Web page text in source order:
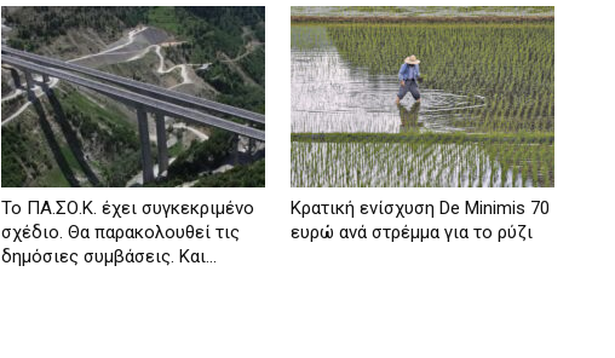
Το ΠΑ.ΣΟ.Κ. έχει συγκεκριμένο
σχέδιο. Θα παρακολουθεί τις
δημόσιες συμβάσεις. Και...
Κρατική ενίσχυση De Minimis 70
ευρώ ανά στρέμμα για το ρύζι